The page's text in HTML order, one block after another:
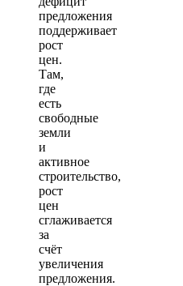
предложения
поддерживает
рост
цен.
Там,
где
есть
свободные
земли
и
активное
строительство,
рост
цен
сглаживается
за
счёт
увеличения
предложения.